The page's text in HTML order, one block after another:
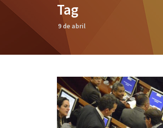
Tag
9 de abril